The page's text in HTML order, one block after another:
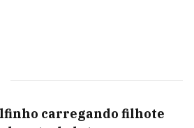
carregando filhote